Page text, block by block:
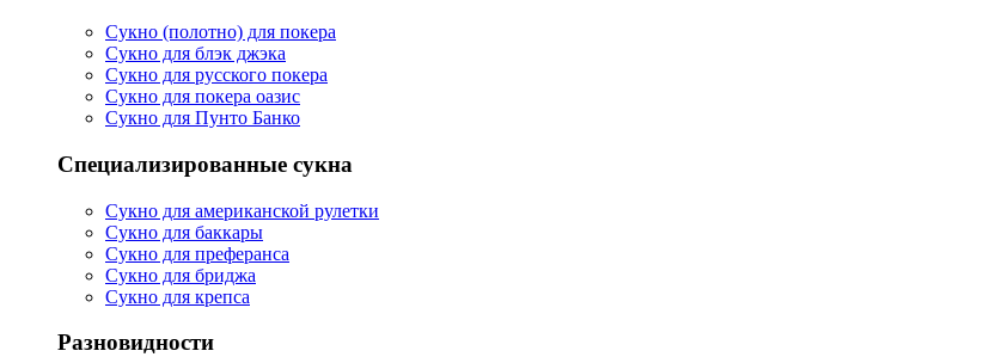
Сукно (полотно) для покера
Сукно для блэк джэка
Сукно для русского покера
Сукно для покера оазис
Сукно для Пунто Банко
Специализированные сукна
Сукно для американской рулетки
Сукно для баккары
Сукно для преферанса
Сукно для бриджа
Сукно для крепса
Разновидности